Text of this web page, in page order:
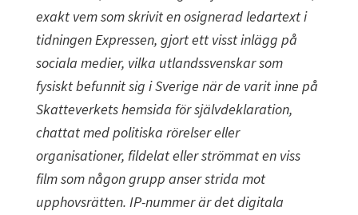
exakt vem som skrivit en osignerad ledartext i
tidningen Expressen, gjort ett visst inlägg på
sociala medier, vilka utlandssvenskar som
fysiskt befunnit sig i Sverige när de varit inne på
Skatteverkets hemsida för självdeklaration,
chattat med politiska rörelser eller
organisationer, fildelat eller strömmat en viss
film som någon grupp anser strida mot
upphovsrätten. IP-nummer är det digitala